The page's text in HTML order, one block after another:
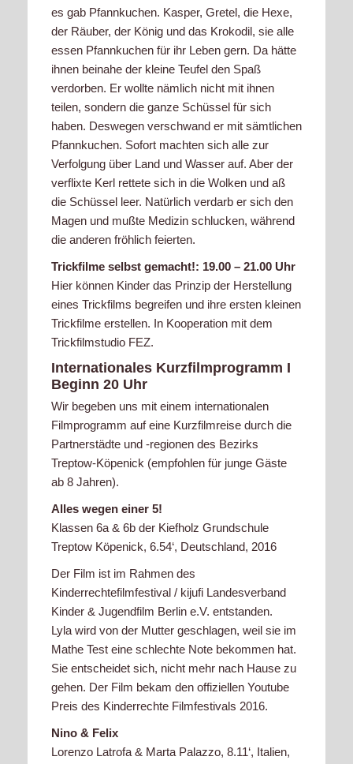
es gab Pfannkuchen. Kasper, Gretel, die Hexe,
der Räuber, der König und das Krokodil, sie alle
essen Pfannkuchen für ihr Leben gern. Da hätte
ihnen beinahe der kleine Teufel den Spaß
verdorben. Er wollte nämlich nicht mit ihnen
teilen, sondern die ganze Schüssel für sich
haben. Deswegen verschwand er mit sämtlichen
Pfannkuchen. Sofort machten sich alle zur
Verfolgung über Land und Wasser auf. Aber der
verflixte Kerl rettete sich in die Wolken und aß
die Schüssel leer. Natürlich verdarb er sich den
Magen und mußte Medizin schlucken, während
die anderen fröhlich feierten.
Trickfilme selbst gemacht!: 19.00 – 21.00 Uhr
Hier können Kinder das Prinzip der Herstellung
eines Trickfilms begreifen und ihre ersten kleinen
Trickfilme erstellen. In Kooperation mit dem
Trickfilmstudio FEZ.
Internationales Kurzfilmprogramm I
Beginn 20 Uhr
Wir begeben uns mit einem internationalen
Filmprogramm auf eine Kurzfilmreise durch die
Partnerstädte und -regionen des Bezirks
Treptow-Köpenick (empfohlen für junge Gäste
ab 8 Jahren).
Alles wegen einer 5!
Klassen 6a & 6b der Kiefholz Grundschule
Treptow Köpenick, 6.54‘, Deutschland, 2016
Der Film ist im Rahmen des
Kinderrechtefilmfestival / kijufi Landesverband
Kinder & Jugendfilm Berlin e.V. entstanden.
Lyla wird von der Mutter geschlagen, weil sie im
Mathe Test eine schlechte Note bekommen hat.
Sie entscheidet sich, nicht mehr nach Hause zu
gehen. Der Film bekam den offiziellen Youtube
Preis des Kinderrechte Filmfestivals 2016.
Nino & Felix
Lorenzo Latrofa & Marta Palazzo, 8.11‘, Italien,